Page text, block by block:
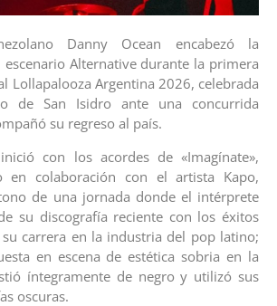
Danny Ocean encabezó la
Alternative durante la primera
Lollapalooza Argentina 2026, celebrada
de San Isidro ante una concurrida
su regreso al país.
con los acordes de «Imagínate»,
en colaboración con el artista Kapo,
de una jornada donde el intérprete
su discografía reciente con los éxitos
carrera en la industria del pop latino;
en escena de estética sobria en la
íntegramente de negro y utilizó sus
oscuras.